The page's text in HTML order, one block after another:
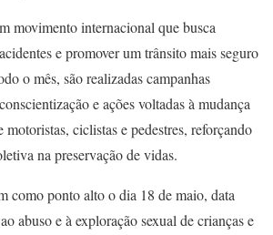
movimento internacional que busca
e promover um trânsito mais seguro
o mês, são realizadas campanhas
e ações voltadas à mudança
ciclistas e pedestres, reforçando
na preservação de vidas.
como ponto alto o dia 18 de maio, data
abuso e à exploração sexual de crianças e